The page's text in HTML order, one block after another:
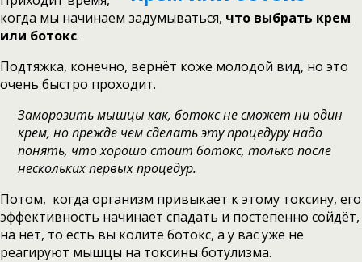
когда мы начинаем задумываться, что выбрать крем
или ботокс.
Подтяжка, конечно, вернёт коже молодой вид, но это
очень быстро проходит.
Заморозить мышцы как, ботокс не сможет ни один
крем, но прежде чем сделать эту процедуру надо
понять, что хорошо стоит ботокс, только после
нескольких первых процедур.
Потом, когда организм привыкает к этому токсину, его
эффективность начинает спадать и постепенно сойдёт,
на нет, то есть вы колите ботокс, а у вас уже не
реагируют мышцы на токсины ботулизма.